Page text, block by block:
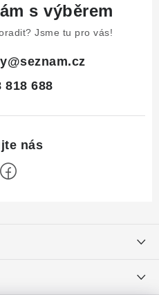
s výběrem
Jsme tu pro vás!
@seznam.cz
818 688